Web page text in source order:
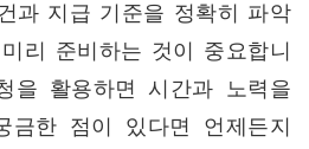
과 지급 기준을 정확히 파악
리 준비하는 것이 중요합니
을 활용하면 시간과 노력을
금한 점이 있다면 언제든지